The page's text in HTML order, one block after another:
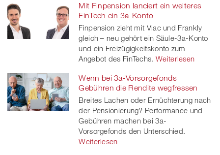
Facebook
on
twitt
er
linkedinXing
Mit Finpension lanciert ein weiteres
FinTech ein 3a-Konto
Finpension zieht mit Viac und Frankly
gleich – neu gehört ein Säule-3a-Konto
und ein Freizügigkeitskonto zum
Angebot des FinTechs. Weiterlesen
Wenn bei 3a-Vorsorgefonds
Gebühren die Rendite wegfressen
Breites Lachen oder Ernüchterung nach
der Pensionierung? Performance und
Gebühren machen bei 3a-
Vorsorgefonds den Unterschied.
Weiterlesen